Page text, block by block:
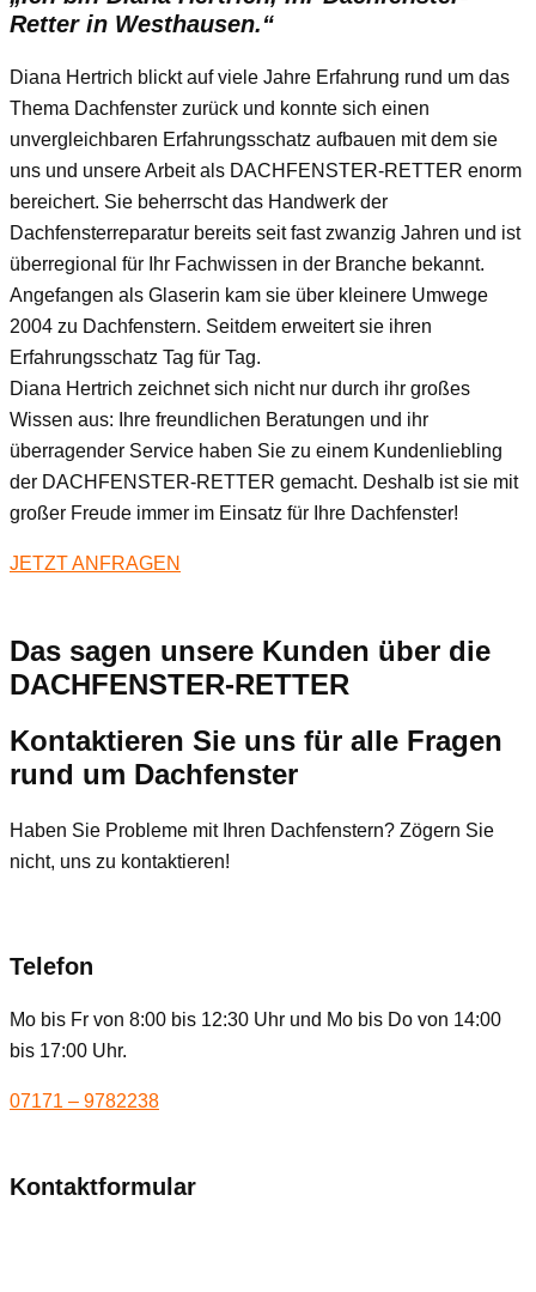
Retter in Westhausen.“
Diana Hertrich blickt auf viele Jahre Erfahrung rund um das
Thema Dachfenster zurück und konnte sich einen
unvergleichbaren Erfahrungsschatz aufbauen mit dem sie
uns und unsere Arbeit als DACHFENSTER-RETTER enorm
bereichert. Sie beherrscht das Handwerk der
Dachfensterreparatur bereits seit fast zwanzig Jahren und ist
überregional für Ihr Fachwissen in der Branche bekannt.
Angefangen als Glaserin kam sie über kleinere Umwege
2004 zu Dachfenstern. Seitdem erweitert sie ihren
Erfahrungsschatz Tag für Tag.
Diana Hertrich zeichnet sich nicht nur durch ihr großes
Wissen aus: Ihre freundlichen Beratungen und ihr
überragender Service haben Sie zu einem Kundenliebling
der DACHFENSTER-RETTER gemacht. Deshalb ist sie mit
großer Freude immer im Einsatz für Ihre Dachfenster!
JETZT ANFRAGEN
Das sagen unsere Kunden über die
DACHFENSTER-RETTER
Kontaktieren Sie uns für alle Fragen
rund um Dachfenster
Haben Sie Probleme mit Ihren Dachfenstern? Zögern Sie
nicht, uns zu kontaktieren!
Telefon
Mo bis Fr von 8:00 bis 12:30 Uhr und Mo bis Do von 14:00
bis 17:00 Uhr.
07171 – 9782238
Kontaktformular